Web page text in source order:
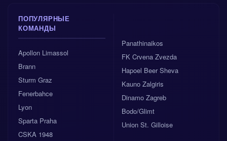
ПОПУЛЯРНЫЕ
КОМАНДЫ
Apollon Limassol
Brann
Sturm Graz
Fenerbahce
Lyon
Sparta Praha
CSKA 1948
Panathinaikos
FK Crvena Zvezda
Hapoel Beer Sheva
Kauno Zalgiris
Dinamo Zagreb
Bodo/Glimt
Union St. Gilloise